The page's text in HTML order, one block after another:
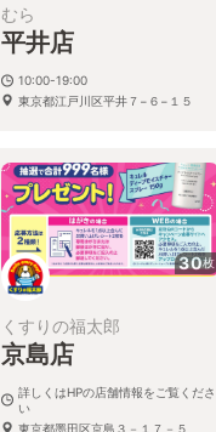
むら
平井店
10:00-19:00
東京都江戸川区平井７−６−１５
30枚
くすりの福太郎
京島店
詳しくはHPの店舗情報をご覧くださ
い
東京都墨田区京島３－１７－５